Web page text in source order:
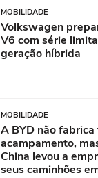
MOBILIDADE
Volkswagen
V6 com série
geração híbrida
MOBILIDADE
A BYD não
acampamento,
China levou a
seus caminhões